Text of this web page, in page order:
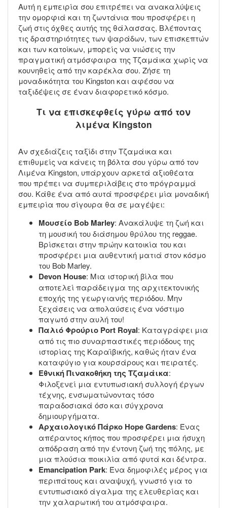
Αυτή η εμπειρία σου επιτρέπει να ανακαλύψεις
την ομορφιά και τη ζωντάνια που προσφέρει η
ζωή στις όχθες αυτής της θάλασσας. Βλέποντας
τις δραστηριότητες των ψαράδων, των επισκεπτών
και των κατοίκων, μπορείς να νιώσεις την
πραγματική ατμόσφαιρα της Τζαμάικα χωρίς να
κουνηθείς από την καρέκλα σου. Ζήσε τη
μοναδικότητα του Kingston και αφέσου να
ταξιδέψεις σε έναν διαφορετικό κόσμο.
Τι να επισκεφθείς γύρω από τον
λιμένα Kingston
Αν σχεδιάζεις ταξίδι στην Τζαμάικα και
επιθυμείς να κάνεις τη βόλτα σου γύρω από τον
Λιμένα Kingston, υπάρχουν αρκετά αξιοθέατα
που πρέπει να συμπεριλάβεις στο πρόγραμμά
σου. Κάθε ένα από αυτά προσφέρει μία μοναδική
εμπειρία που σίγουρα θα σε μαγέψει:
Μουσείο Bob Marley: Ανακάλυψε τη ζωή και
τη μουσική του διάσημου θρύλου της reggae.
Βρίσκεται στην πρώην κατοικία του και
προσφέρει μια αυθεντική ματιά στον κόσμο
του Bob Marley.
Devon House: Μια ιστορική βίλα που
αποτελεί παράδειγμα της αρχιτεκτονικής
εποχής της γεωργιανής περιόδου. Μην
ξεχάσεις να απολαύσεις ένα νόστιμο
παγωτό στην αυλή του!
Παλιό Φρούριο Port Royal: Καταγράφει μια
από τις πιο συναρπαστικές περιόδους της
ιστορίας της Καραϊβικής, καθώς ήταν ένα
καταφύγιο για κουρσάρους και πειρατές.
Εθνική Πινακοθήκη της Τζαμάικα:
Φιλοξενεί μια εντυπωσιακή συλλογή έργων
τέχνης, ενσωματώνοντας τόσο
παραδοσιακά όσο και σύγχρονα
δημιουργήματα.
Αρχαιολογικό Πάρκο Hope Gardens: Ένας
απέραντος κήπος που προσφέρει μια ήσυχη
απόδραση από την έντονη ζωή της πόλης, με
μια πλούσια ποικιλία από φυτά και δέντρα.
Emancipation Park: Ένα δημοφιλές μέρος για
περιπάτους και αναψυχή, γνωστό για το
εντυπωσιακό άγαλμα της ελευθερίας και
την χαλαρωτική του ατμόσφαιρα.